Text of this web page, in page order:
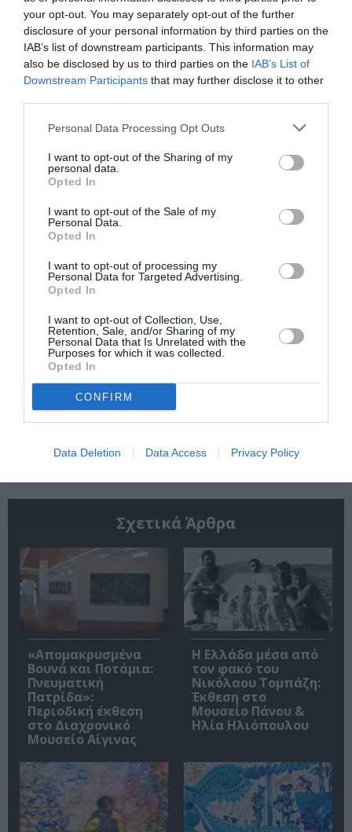
your opt-out. You may separately opt-out of the further
disclosure of your personal information by third parties on the
IAB’s list of downstream participants. This information may
also be disclosed by us to third parties on the IAB’s List of
Downstream Participants that may further disclose it to other
Personal Data Processing Opt Outs
I want to opt-out of the Sharing of my
personal data.
Opted In
I want to opt-out of the Sale of my
Personal Data.
Opted In
I want to opt-out of processing my
Personal Data for Targeted Advertising.
Opted In
I want to opt-out of Collection, Use,
Retention, Sale, and/or Sharing of my
Personal Data that Is Unrelated with the
Purposes for which it was collected.
Opted In
CONFIRM
Data Deletion Data Access Privacy Policy
Δείτε όλα τατελευταία νέαγια την Τέχνη και τον
Πολιτισμό στοCulturenow.gr
Tags
VIDEO ART - INSTALLATIONS
ΓΚΑΛΕΡΙ ΤΕΧΝΗΣ - ΑΙΘΟΥΣΕΣ ΤΕΧΝΗΣ
ΔΩΡΕΑΝ ΕΚΔΗΛΩΣΕΙΣ
ΕΙΚΑΣΤΙΚΕΣ ΕΚΘΕΣΕΙΣ
ΖΩΓΡΑΦΙΚΗ
Newsletter
Κάθε βδομάδα στο e-mail σας τα τελευταία νέα για
την Τέχνη και τον Πολιτισμό!
Σχετικά Άρθρα
«Απομακρυσμένα
Βουνά και Ποτάμια:
Πνευματική
Πατρίδα»:
Περιοδική έκθεση
στο Διαχρονικό
Μουσείο Αίγινας
Η Ελλάδα μέσα από
τον φακό του
Νικόλαου Τομπάζη:
Έκθεση στο
Μουσείο Πάνου &
Ηλία Ηλιόπουλου